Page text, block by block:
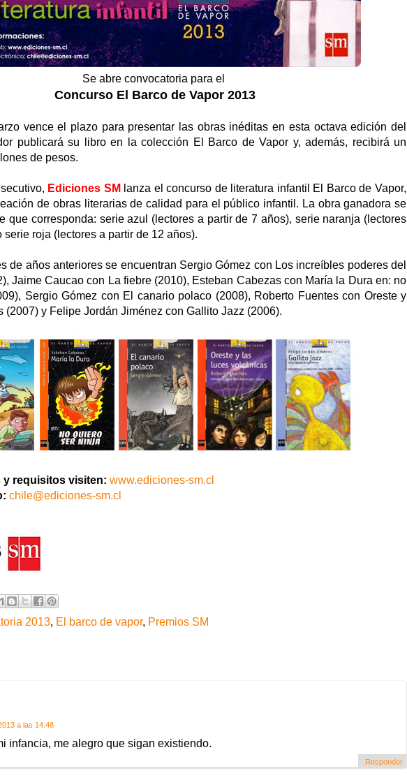
Se abre convocatoria para el
Concurso El Barco de Vapor 2013
vence el plazo para presentar las obras inéditas en esta octava edición del
publicará su libro en la colección El Barco de Vapor y, además, recibirá un
de pesos.
Ediciones SM lanza el concurso de literatura infantil El Barco de Vapor,
de obras literarias de calidad para el público infantil. La obra ganadora se
que corresponda: serie azul (lectores a partir de 7 años), serie naranja (lectores
serie roja (lectores a partir de 12 años).
de años anteriores se encuentran Sergio Gómez con Los increíbles poderes del
Jaime Caucao con La fiebre (2010), Esteban Cabezas con María la Dura en: no
Sergio Gómez con El canario polaco (2008), Roberto Fuentes con Oreste y
(2007) y Felipe Jordán Jiménez con Gallito Jazz (2006).
y requisitos visiten: www.ediciones-sm.cl
chile@ediciones-sm.cl
2013, El barco de vapor, Premios SM
a las 14:48
infancia, me alegro que sigan existiendo.
Responder